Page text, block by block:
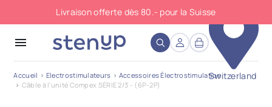
Livraison offerte dès 80.- pour la Suisse
menu
Switzerland
Accueil Electrostimulateurs
Accessoires Électrostimulation
Câble à l'unité Compex SÉRIE 2/3 - (6P-2P)
close